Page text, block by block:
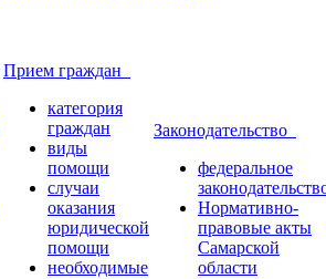
Прием граждан
категория
граждан
виды
помощи
случаи
оказания
юридической
помощи
необходимые
Законодательство
федеральное
Нормативно-
правовые акты
Самарской
области